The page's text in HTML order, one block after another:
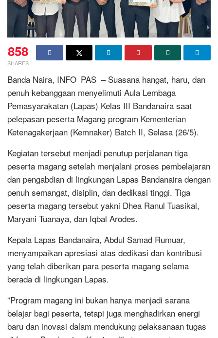
858
SHARES
Banda Naira, INFO_PAS – Suasana hangat, haru, dan
penuh kebanggaan menyelimuti Aula Lembaga
Pemasyarakatan (Lapas) Kelas III Bandanaira saat
pelepasan peserta Magang program Kementerian
Ketenagakerjaan (Kemnaker) Batch II, Selasa (26/5).
‎Kegiatan tersebut menjadi penutup perjalanan tiga
peserta magang setelah menjalani proses pembelajaran
dan pengabdian di lingkungan Lapas Bandanaira dengan
penuh semangat, disiplin, dan dedikasi tinggi. Tiga
peserta magang tersebut yakni Dhea Ranul Tuasikal,
Maryani Tuanaya, dan Iqbal Arodes.
‎Kepala Lapas Bandanaira, Abdul Samad Rumuar,
menyampaikan apresiasi atas dedikasi dan kontribusi
yang telah diberikan para peserta magang selama
berada di lingkungan Lapas.
‎”Program magang ini bukan hanya menjadi sarana
belajar bagi peserta, tetapi juga menghadirkan energi
baru dan inovasi dalam mendukung pelaksanaan tugas